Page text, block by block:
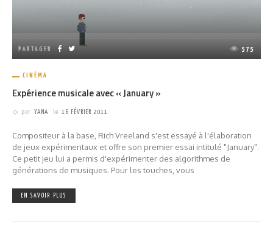
PARTAGER 575
CINÉMA
Expérience musicale avec « January »
par YANA le 16 FÉVRIER 2011
Compositeur à la base, Rich Vreeland s'est essayé à l'élaboration
de jeux expérimentaux et offre son premier essai intitulé "January".
Ce petit jeu lui a permis d'expérimenter des algorithmes de
générations de musiques. Pour les touches, vous
EN SAVOIR PLUS